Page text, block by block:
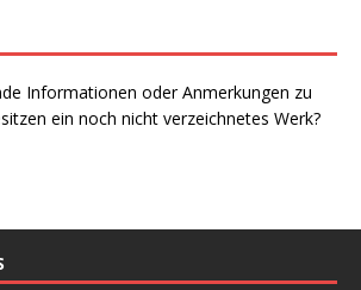
Informationen oder Anmerkungen zu
ein noch nicht verzeichnetes Werk?